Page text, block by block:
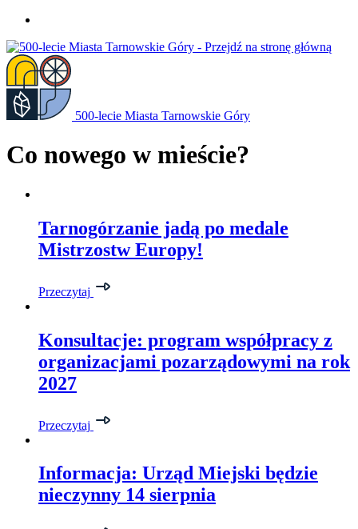
treści
500-lecie Miasta Tarnowskie Góry
Co nowego w mieście?
Tarnogórzanie jadą po medale
Mistrzostw Europy!
Przeczytaj
Konsultacje: program współpracy z
organizacjami pozarządowymi na rok
2027
Przeczytaj
Informacja: Urząd Miejski będzie
nieczynny 14 sierpnia